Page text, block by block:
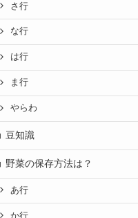
さ行
な行
は行
ま行
やらわ
豆知識
野菜の保存方法は？
あ行
か行